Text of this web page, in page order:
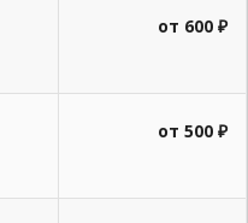
от 600 ₽
от 500 ₽